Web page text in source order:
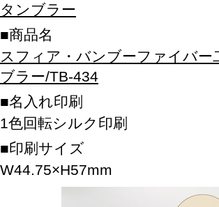
タンブラー
商品名
スフィア・バンブーファイバー
ブラー/TB-434
名入れ印刷
1色回転シルク印刷
印刷サイズ
W44.75×H57mm